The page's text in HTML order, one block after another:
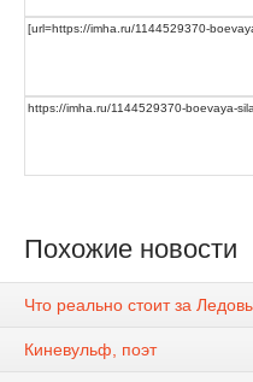
Похожие новости
Что реально стоит за
Киневульф, поэт